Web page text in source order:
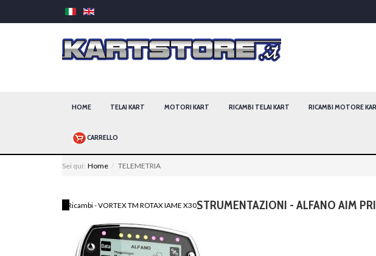
HOME TELAI KART MOTORI KART RICAMBI TELAI KART RICAMBI MOTORE
CARRELLO
Sei qui: Home TELEMETRIA
Ricambi - VORTEX TM ROTAX IAME X30STRUMENTAZIONI - ALFANO AIM